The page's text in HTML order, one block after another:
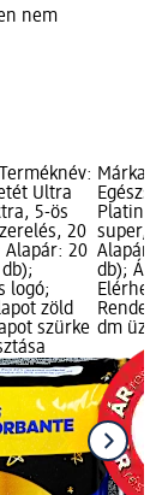
nem
Ultra
5-ös
20
Alapár: 20
logó;
zöld
szürke
Márka:
super,
Alapár:
db);
dm